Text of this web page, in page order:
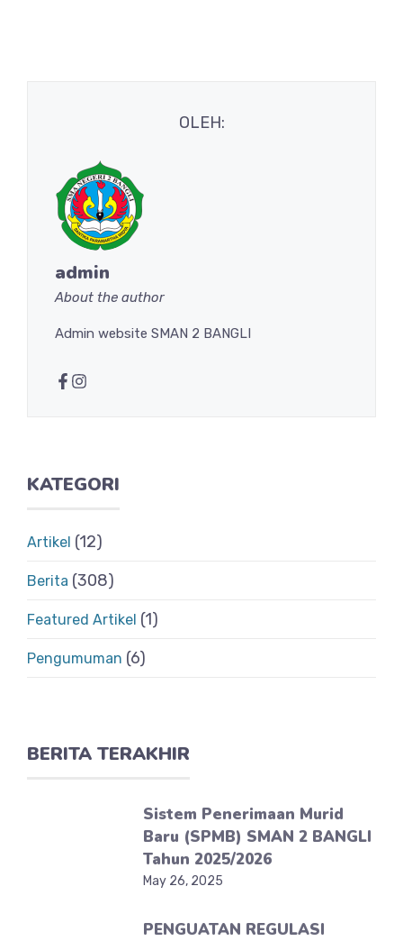
OLEH:
admin
About the author
Admin website SMAN 2 BANGLI
KATEGORI
Artikel (12)
Berita (308)
Featured Artikel (1)
Pengumuman (6)
BERITA TERAKHIR
Sistem Penerimaan Murid
Baru (SPMB) SMAN 2 BANGLI
Tahun 2025/2026
May 26, 2025
PENGUATAN REGULASI